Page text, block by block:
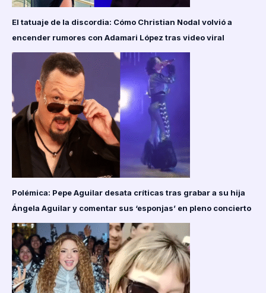
El tatuaje de la discordia: Cómo Christian Nodal volvió a
encender rumores con Adamari López tras video viral
Polémica: Pepe Aguilar desata críticas tras grabar a su hija
Ángela Aguilar y comentar sus ‘esponjas’ en pleno concierto